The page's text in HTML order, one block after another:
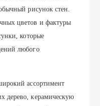
рисунок стен.
цветов и фактуры
которые
любого
ассортимент
дерево, керамическую